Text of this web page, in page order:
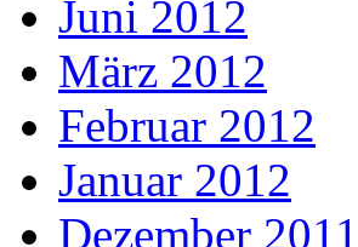
Juni 2012
März 2012
Februar 2012
Januar 2012
Dezember 2011